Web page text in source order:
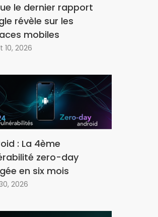
le dernier rapport
révèle sur les
mobiles
10, 2026
: La 4ème
zero-day
en six mois
2026